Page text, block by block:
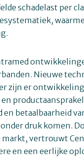
schadelast per
Nieuwe
zijn er
betaalbaarheid
druk komen.
markt, vertrouwt
en een eerlijke